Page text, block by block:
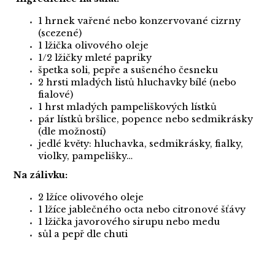
1 hrnek vařené nebo konzervované cizrny
(scezené)
1 lžička olivového oleje
1/2 lžičky mleté papriky
špetka soli, pepře a sušeného česneku
2 hrsti mladých listů hluchavky bílé (nebo
fialové)
1 hrst mladých pampeliškových lístků
pár lístků bršlice, popence nebo sedmikrásky
(dle možností)
jedlé květy: hluchavka, sedmikrásky, fialky,
violky, pampelišky…
Na zálivku:
2 lžíce olivového oleje
1 lžíce jablečného octa nebo citronové šťávy
1 lžička javorového sirupu nebo medu
sůl a pepř dle chuti